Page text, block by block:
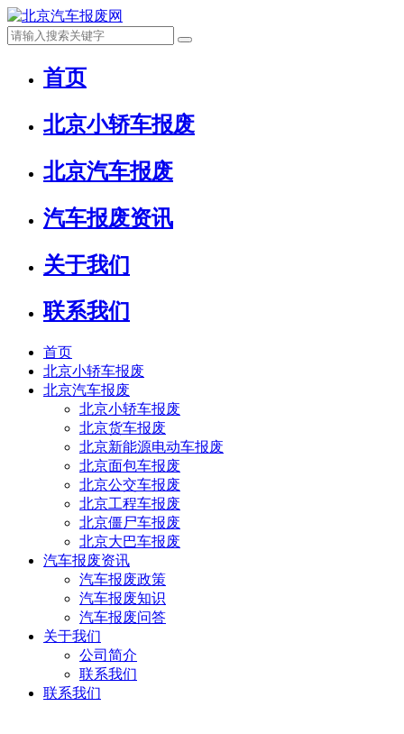
首页
北京小轿车报废
北京汽车报废
汽车报废资讯
关于我们
联系我们
首页
北京小轿车报废
北京汽车报废
北京小轿车报废
北京货车报废
北京新能源电动车报废
北京面包车报废
北京公交车报废
北京工程车报废
北京僵尸车报废
北京大巴车报废
汽车报废资讯
汽车报废政策
汽车报废知识
汽车报废问答
关于我们
公司简介
联系我们
联系我们